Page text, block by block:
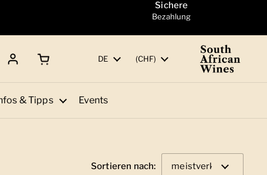
Sichere
Bezahlung
Sprache
DE Land/Region
(CHF)
& Tipps Events
Sortieren nach: